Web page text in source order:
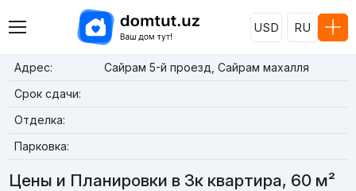
USD RU
Адрес:
Сайрам 5-й проезд, Сайрам махалля
Срок сдачи:
Отделка:
Парковка:
Цены и Планировки в 3к квартира, 60 м²